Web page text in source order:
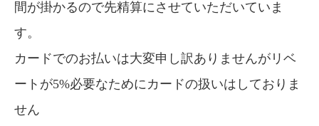
間が掛かるので先精算にさせていただいていま
す。
カードでのお払いは大変申し訳ありませんがリベ
ートが5%必要なためにカードの扱いはしておりま
せん